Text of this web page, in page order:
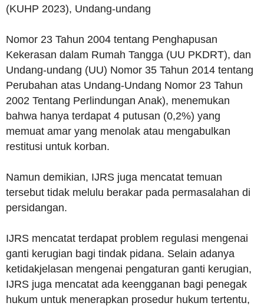
(KUHP 2023), Undang-undang
Nomor 23 Tahun 2004 tentang Penghapusan
Kekerasan dalam Rumah Tangga (UU PKDRT), dan
Undang-undang (UU) Nomor 35 Tahun 2014 tentang
Perubahan atas Undang-Undang Nomor 23 Tahun
2002 Tentang Perlindungan Anak), menemukan
bahwa hanya terdapat 4 putusan (0,2%) yang
memuat amar yang menolak atau mengabulkan
restitusi untuk korban.
Namun demikian, IJRS juga mencatat temuan
tersebut tidak melulu berakar pada permasalahan di
persidangan.
IJRS mencatat terdapat problem regulasi mengenai
ganti kerugian bagi tindak pidana. Selain adanya
ketidakjelasan mengenai pengaturan ganti kerugian,
IJRS juga mencatat ada keengganan bagi penegak
hukum untuk menerapkan prosedur hukum tertentu,